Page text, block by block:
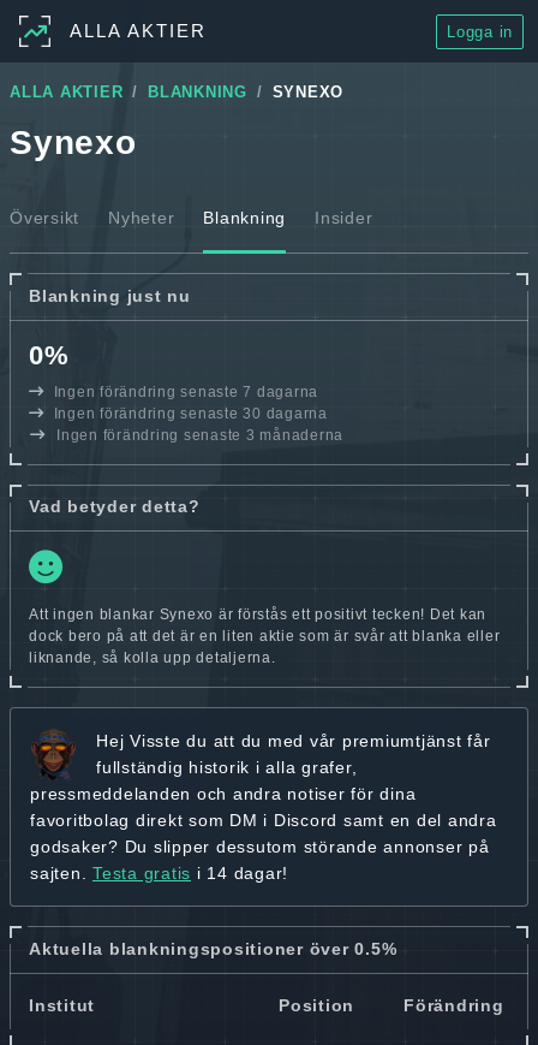
ALLA AKTIER Logga in
ALLA AKTIER BLANKNING SYNEXO
Synexo
Översikt Nyheter Blankning Insider
Blankning just nu
0%
Ingen förändring senaste 7 dagarna
Ingen förändring senaste 30 dagarna
Ingen förändring senaste 3 månaderna
Vad betyder detta?
Att ingen blankar Synexo är förstås ett positivt tecken! Det kan
dock bero på att det är en liten aktie som är svår att blanka eller
liknande, så kolla upp detaljerna.
Hej Visste du att du med vår premiumtjänst får
fullständig historik i alla grafer,
pressmeddelanden och andra notiser för dina
favoritbolag direkt som DM i Discord samt en del andra
godsaker? Du slipper dessutom störande annonser på
sajten. Testa gratis i 14 dagar!
Aktuella blankningspositioner över 0.5%
Institut Position Förändring